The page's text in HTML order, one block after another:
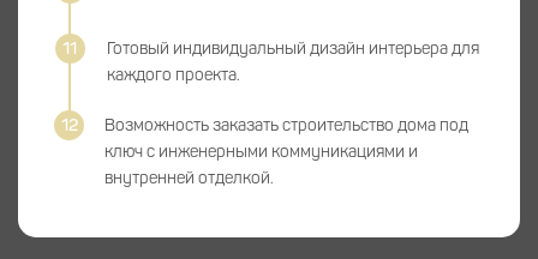
Готовый индивидуальный дизайн интерьера для
каждого проекта.
Возможность заказать строительство дома под
ключ с инженерными коммуникациями и
внутренней отделкой.